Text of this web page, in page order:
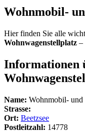
Wohnmobil-
Hier finden Sie alle
Wohnwagenstellplatz –
Informationen
Name: Wohnmobil- und
Strasse:
Ort: Beetzsee
Postleitzahl: 14778